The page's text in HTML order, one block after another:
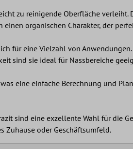
zu reinigende Oberfläche
organischen Charakter, der
für eine Vielzahl von
sind sie ideal für Nassbereiche
eine einfache Berechnung und
sind eine exzellente Wahl für
Zuhause oder Geschäftsumfeld.